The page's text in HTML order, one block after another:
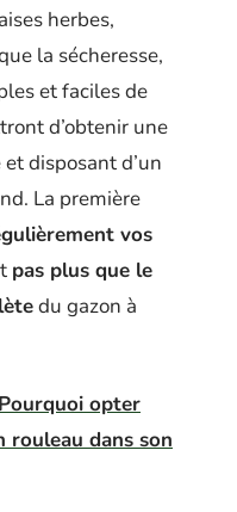
herbes,
la sécheresse,
et faciles de
d’obtenir une
disposant d’un
La première
vos
pas plus que le
du gazon à
Pourquoi opter
rouleau dans son